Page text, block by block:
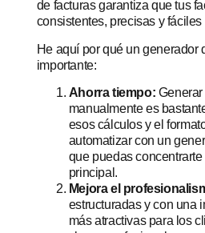
de facturas garantiza que tus
consistentes, precisas y fáciles
He aquí por qué un generador
importante:
Ahorra tiempo:
manualmente es
esos cálculos y el
automatizar con un
que puedas
principal.
Mejora el
estructuradas y con una
más atractivas para los